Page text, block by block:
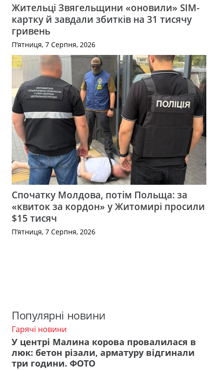
Жительці Звягельщини «оновили» SIM-
картку й завдали збитків на 31 тисячу
гривень
П’ятниця, 7 Серпня, 2026
Спочатку Молдова, потім Польща: за
«квиток за кордон» у Житомирі просили
$15 тисяч
П’ятниця, 7 Серпня, 2026
Популярні новини
Гарячі новини
У центрі Малина корова провалилася в
люк: бетон різали, арматуру відгинали
три години. ФОТО